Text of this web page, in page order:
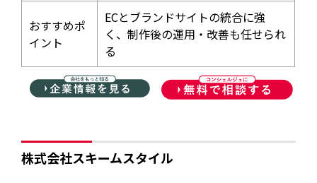
おすすめポ
イント
ECとブランドサイトの統合に強
く、制作後の運用・改善も任せられ
る
株式会社スキームスタイル